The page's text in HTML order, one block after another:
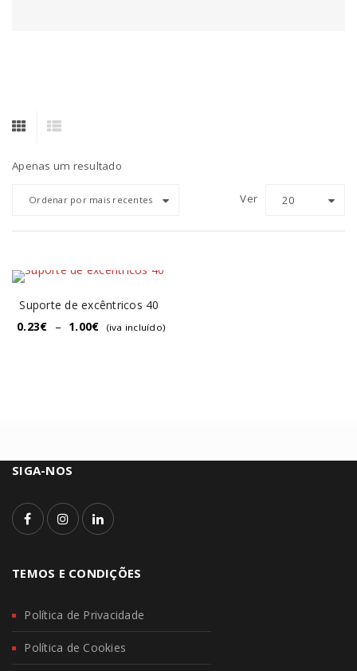
Apenas um resultado
Ordenar por mais recentes Ver 20
Suporte de excêntricos 40
0.23€ – 1.00€ (iva incluído)
SIGA-NOS
TEMOS E CONDIÇÕES
Política de Privacidade
Política de Cookies